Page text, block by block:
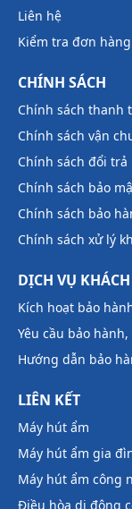
Liên hệ
Kiểm tra đơn hàng
CHÍNH SÁCH
Chính sách thanh
Chính sách vận
Chính sách đổi trả
Chính sách bảo
Chính sách bảo
Chính sách xử lý
DỊCH VỤ
Kích hoạt bảo
Yêu cầu bảo
Hướng dẫn bảo
LIÊN KẾT
Máy hút ẩm
Máy hút ẩm gia
Máy hút ẩm công
Điều hòa di động